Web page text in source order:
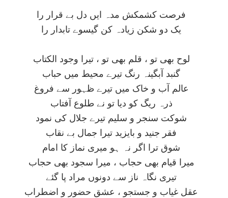
فرصت کشمکش مدہ ايں دل بے قرار را
يک دو شکن زيادہ کن گيسوے تابدار را
لوح بھی تو ، قلم بھی تو ، تيرا وجود الکتاب
گنبد آبگينہ رنگ تيرے محيط ميں حباب
عالم آب و خاک ميں تيرے ظہور سے فروغ
ذرہ ريگ کو ديا تو نے طلوع آفتاب
شوکت سنجر و سليم تيرے جلال کی نمود
فقر جنيد و بايزيد تيرا جمال بے نقاب
شوق ترا اگر نہ ہو ميری نماز کا امام
ميرا قيام بھی حجاب ، ميرا سجود بھی حجاب
تيری نگاہ ناز سے دونوں مراد پا گئے
عقل غياب و جستجو ، عشق حضور و اضطراب